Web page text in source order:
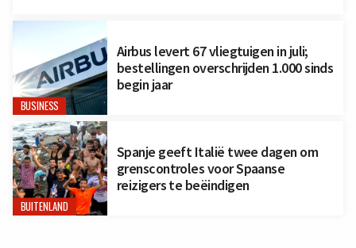
BUSINESS
Airbus levert 67 vliegtuigen in juli;
bestellingen overschrijden 1.000 sinds
begin jaar
BUITENLAND
Spanje geeft Italië twee dagen om
grenscontroles voor Spaanse
reizigers te beëindigen